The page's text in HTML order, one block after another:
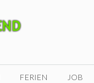
FERIEN JOB